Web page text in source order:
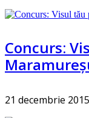
Concurs:
21 decembrie 2015